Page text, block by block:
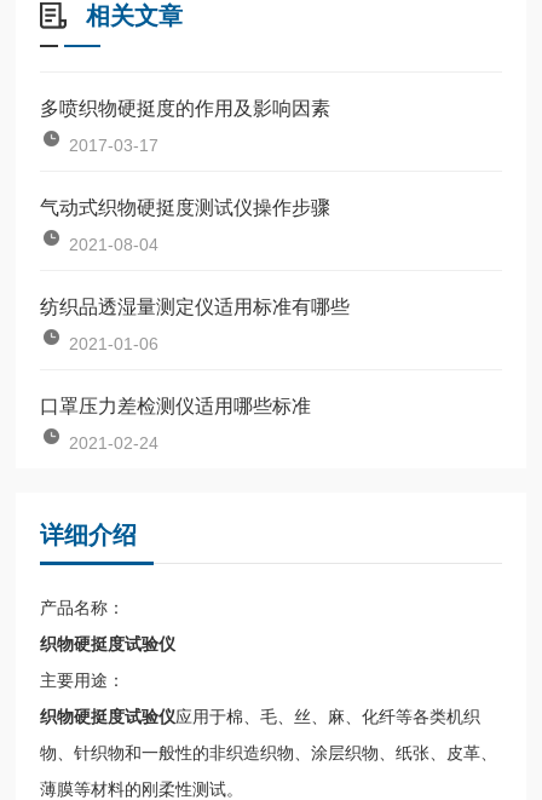
相关文章
多喷织物硬挺度的作用及影响因素
2017-03-17
气动式织物硬挺度测试仪操作步骤
2021-08-04
纺织品透湿量测定仪适用标准有哪些
2021-01-06
口罩压力差检测仪适用哪些标准
2021-02-24
详细介绍
产品名称：
织物硬挺度试验仪
主要用途：
织物硬挺度试验仪应用于棉、毛、丝、麻、化纤等各类机织
物、针织物和一般性的非织造织物、涂层织物、纸张、皮革、
薄膜等材料的刚柔性测试。